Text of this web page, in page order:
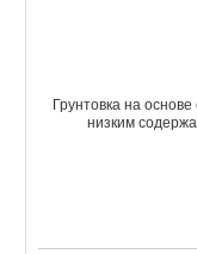
Грунтовка на
низким